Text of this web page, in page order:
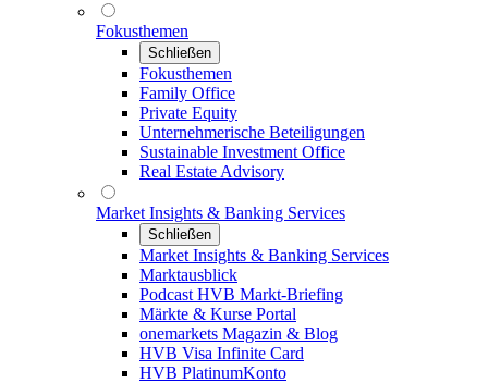
Fokusthemen
Schließen
Fokusthemen
Family Office
Private Equity
Unternehmerische Beteiligungen
Sustainable Investment Office
Real Estate Advisory
Market Insights & Banking Services
Schließen
Market Insights & Banking Services
Marktausblick
Podcast HVB Markt-Briefing
Märkte & Kurse Portal
onemarkets Magazin & Blog
HVB Visa Infinite Card
HVB PlatinumKonto